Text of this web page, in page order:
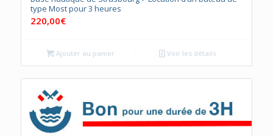
type Most pour 3 heures
220,00€
Ajouter au panier Voir les détails